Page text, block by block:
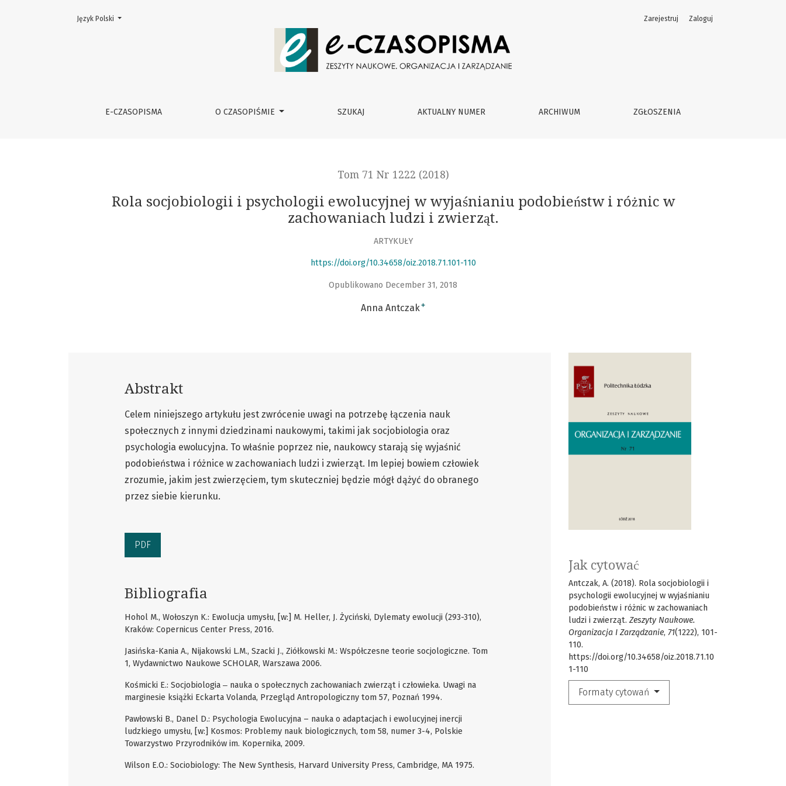
Rola socjobiologii i psychologii ewolucyjnej w wyjaśnianiu podobieństw i różnic w zachowaniach ludzi i zwierząt.
E-CZASOPISMA O CZASOPIŚMIE SZUKAJ AKTUALNY NUMER ARCHIWUM ZGŁOSZENIA
Zarejestruj Zaloguj
Zmień język. Aktualny język to:
Język Polski
Tom 71 Nr 1222 (2018)
Rola socjobiologii i psychologii ewolucyjnej w wyjaśnianiu podobieństw i różnic w
zachowaniach ludzi i zwierząt.
ARTYKUŁY
https://doi.org/10.34658/oiz.2018.71.101-110
Opublikowano December 31, 2018
Anna Antczak+
Jak cytować
Antczak, A. (2018). Rola socjobiologii i
psychologii ewolucyjnej w wyjaśnianiu
podobieństw i różnic w zachowaniach
ludzi i zwierząt. Zeszyty Naukowe.
Organizacja I Zarządzanie, 71(1222), 101-
110.
https://doi.org/10.34658/oiz.2018.71.10
1-110
Formaty cytowań
Abstrakt
Celem niniejszego artykułu jest zwrócenie uwagi na potrzebę łączenia nauk
społecznych z innymi dziedzinami naukowymi, takimi jak socjobiologia oraz
psychologia ewolucyjna. To właśnie poprzez nie, naukowcy starają się wyjaśnić
podobieństwa i różnice w zachowaniach ludzi i zwierząt. Im lepiej bowiem człowiek
zrozumie, jakim jest zwierzęciem, tym skuteczniej będzie mógł dążyć do obranego
przez siebie kierunku.
PDF
Bibliografia
Hohol M., Wołoszyn K.: Ewolucja umysłu, [w:] M. Heller, J. Życiński, Dylematy ewolucji (293-310),
Kraków: Copernicus Center Press, 2016.
Jasińska-Kania A., Nijakowski L.M., Szacki J., Ziółkowski M.: Współczesne teorie socjologiczne. Tom
1, Wydawnictwo Naukowe SCHOLAR, Warszawa 2006.
Kośmicki E.: Socjobiologia ‒ nauka o społecznych zachowaniach zwierząt i człowieka. Uwagi na
marginesie książki Eckarta Volanda, Przegląd Antropologiczny tom 57, Poznań 1994.
Pawłowski B., Danel D.: Psychologia Ewolucyjna – nauka o adaptacjach i ewolucyjnej inercji
ludzkiego umysłu, [w:] Kosmos: Problemy nauk biologicznych, tom 58, numer 3-4, Polskie
Towarzystwo Przyrodników im. Kopernika, 2009.
Wilson E.O.: Sociobiology: The New Synthesis, Harvard University Press, Cambridge, MA 1975.